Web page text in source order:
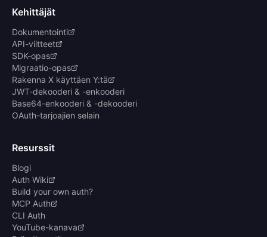
Kehittäjät
Dokumentointi
API-viitteet
SDK-opas
Migraatio-opas
Rakenna X käyttäen Y:tä
JWT-dekooderi & -enkooderi
Base64-enkooderi & -dekooderi
OAuth-tarjoajien selain
Resurssit
Blogi
Auth Wiki
Build your own auth?
MCP Auth
CLI Auth
YouTube-kanava